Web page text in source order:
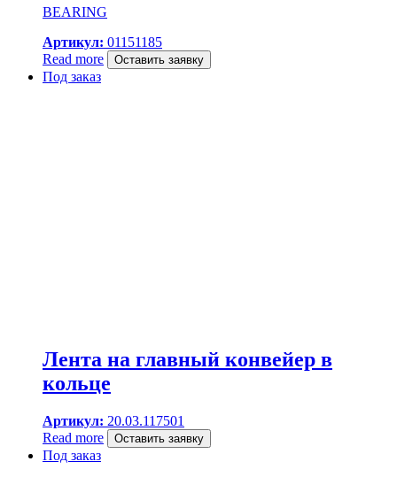
BEARING
Артикул: 01151185
Read more
Оставить заявку
Под заказ
Лента на главный конвейер в
кольце
Артикул: 20.03.117501
Read more
Оставить заявку
Под заказ